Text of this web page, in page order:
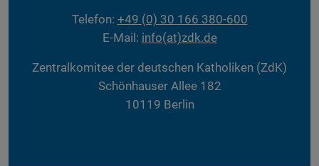
Telefon: +49 (0) 30 166 380-600
E-Mail: info(at)zdk.de
Zentralkomitee der deutschen Katholiken (ZdK)
Schönhauser Allee 182
10119 Berlin